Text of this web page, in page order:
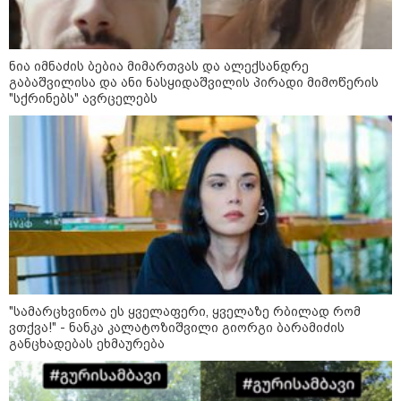
"ზურგს უკან ლაჩრულად
მომეპარნენ და თავს დამესხნენ
- ასფალტზე თავი მრავალჯერ
დამარტყმევინეს, მირტყეს
მუშტები" - რას ჰყვება კურიერი,
რომელსაც
კატეგორიის ყველა სიახლე
მკითხველის რჩევით
ნია იმნაძის ბებია მიმართვას და ალექსანდრე
გაბაშვილისა და ანი ნასყიდაშვილის პირადი მიმოწერის
"სქრინებს" ავრცელებს
"სა­მარ­ცხვი­ნოა ეს ყვე­ლა­ფე­რი, ყვე­ლა­ზე რბი­ლად რომ
ვთქვა!" - ნანკა კალატოზიშვილი გიორგი ბარამიძის
განცხადებას ეხმაურება